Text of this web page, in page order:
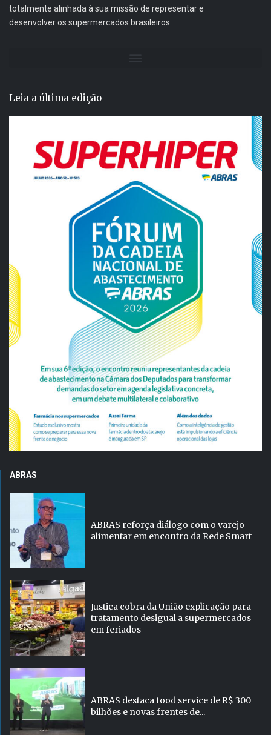
totalmente alinhada à sua missão de representar e
desenvolver os supermercados brasileiros.
Leia a última edição
ABRAS
ABRAS reforça diálogo com o varejo
alimentar em encontro da Rede Smart
Justiça cobra da União explicação para
tratamento desigual a supermercados
em feriados
ABRAS destaca food service de R$ 300
bilhões e novas frentes de...